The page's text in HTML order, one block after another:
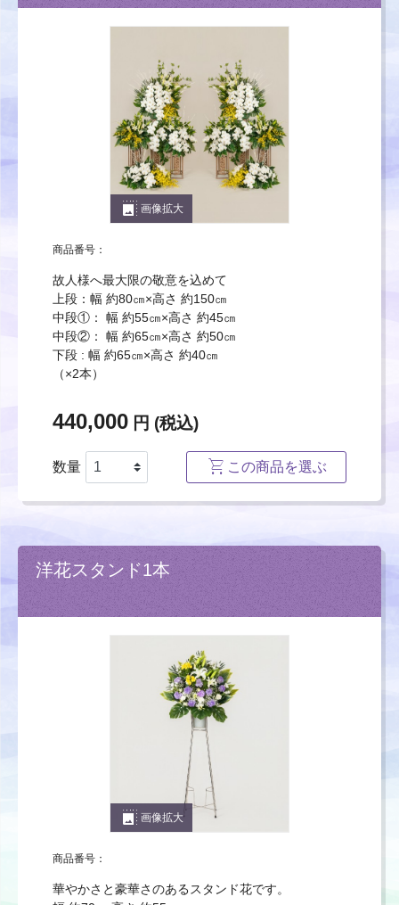
photo_size_select_large 画像拡大
商品番号：
故人様へ最大限の敬意を込めて
上段：幅 約80㎝×高さ 約150㎝
中段①： 幅 約55㎝×高さ 約45㎝
中段②： 幅 約65㎝×高さ 約50㎝
下段 : 幅 約65㎝×高さ 約40㎝
（×2本）
440,000 円 (税込)
数量 この商品を選ぶ
洋花スタンド1本
photo_size_select_large 画像拡大
商品番号：
華やかさと豪華さのあるスタンド花です。